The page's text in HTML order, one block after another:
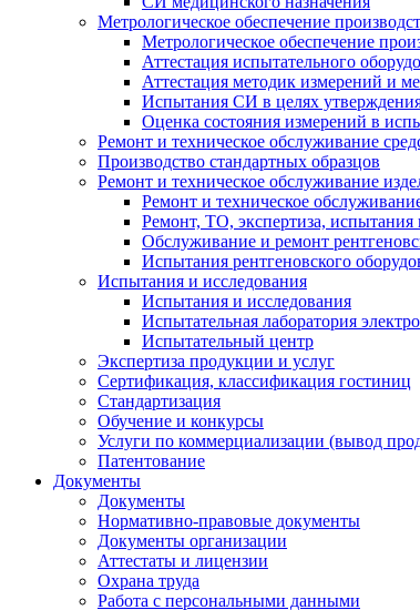
Метрологическое обеспечение
Метрологическое обеспечение
Аттестация испытательного
Аттестация методик измерений и
Испытания СИ в целях
Оценка состояния измерений в
Ремонт и техническое обслуживание
Производство стандартных образцов
Ремонт и техническое обслуживание
Ремонт и техническое
Ремонт, ТО, экспертиза,
Обслуживание и ремонт
Испытания рентгеновского
Испытания и исследования
Испытания и исследования
Испытательная лаборатория
Испытательный центр
Экспертиза продукции и услуг
Сертификация, классификация гостиниц
Стандартизация
Обучение и конкурсы
Услуги по коммерциализации (вывод
Патентование
Документы
Документы
Нормативно-правовые документы
Документы организации
Аттестаты и лицензии
Охрана труда
Работа с персональными данными